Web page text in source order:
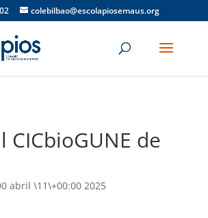
colebilbao@escolapiosemaus.org
CICbioGUNE de
abril \11\+00:00 2025